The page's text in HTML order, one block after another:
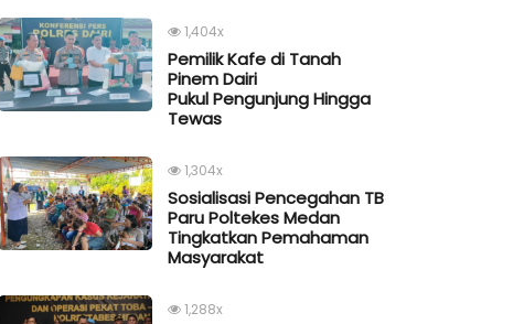
1,404x
Pemilik Kafe di Tanah
Pinem Dairi
Pukul Pengunjung Hingga
Tewas
1,304x
Sosialisasi Pencegahan TB
Paru Poltekes Medan
Tingkatkan Pemahaman
Masyarakat
1,288x